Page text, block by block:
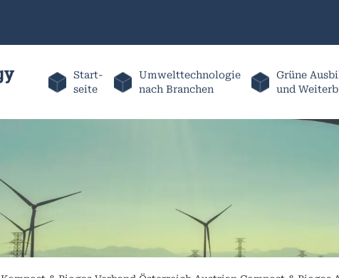
Start-
seite
Umwelttechnologie
nach Branchen
Grüne
und